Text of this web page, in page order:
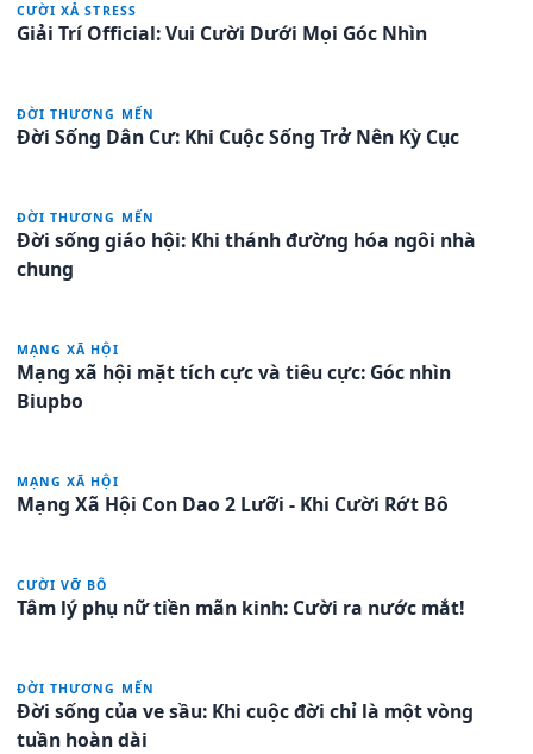
CƯỜI XẢ STRESS
Giải Trí Official: Vui Cười Dưới Mọi Góc Nhìn
ĐỜI THƯƠNG MẾN
Đời Sống Dân Cư: Khi Cuộc Sống Trở Nên Kỳ Cục
ĐỜI THƯƠNG MẾN
Đời sống giáo hội: Khi thánh đường hóa ngôi nhà
chung
MẠNG XÃ HỘI
Mạng xã hội mặt tích cực và tiêu cực: Góc nhìn
Biupbo
MẠNG XÃ HỘI
Mạng Xã Hội Con Dao 2 Lưỡi - Khi Cười Rớt Bô
CƯỜI VỠ BÔ
Tâm lý phụ nữ tiền mãn kinh: Cười ra nước mắt!
ĐỜI THƯƠNG MẾN
Đời sống của ve sầu: Khi cuộc đời chỉ là một vòng
tuần hoàn dài